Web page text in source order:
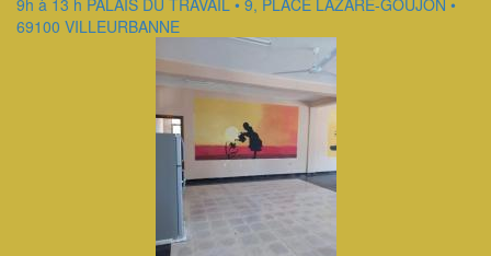
9h à 13 h PALAIS DU TRAVAIL • 9, PLACE LAZARE-GOUJON •
69100 VILLEURBANNE